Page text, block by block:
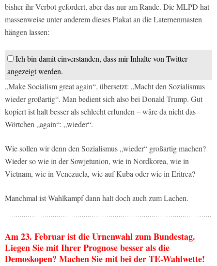
bisher ihr Verbot gefordert, aber das nur am Rande. Die MLPD hat
massenweise unter anderem dieses Plakat an die Laternenmasten
hängen lassen:
Ich bin damit einverstanden, dass mir Inhalte von Twitter
angezeigt werden.
„Make Socialism great again“, übersetzt: „Macht den Sozialismus
wieder großartig“. Man bedient sich also bei Donald Trump. Gut
kopiert ist halt besser als schlecht erfunden – wäre da nicht das
Wörtchen „again“: „wieder“.
Wie sollen wir denn den Sozialismus „wieder“ großartig machen?
Wieder so wie in der Sowjetunion, wie in Nordkorea, wie in
Vietnam, wie in Venezuela, wie auf Kuba oder wie in Eritrea?
Manchmal ist Wahlkampf dann halt doch auch zum Lachen.
Am 23. Februar ist die Urnenwahl zum Bundestag.
Liegen Sie mit Ihrer Prognose besser als die
Demoskopen? Machen Sie mit bei der TE-Wahlwette!